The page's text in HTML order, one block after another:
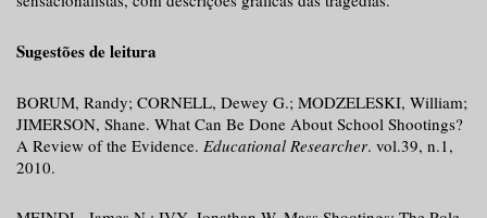
Sugestões de leitura
BORUM, Randy; CORNELL, Dewey G.; MODZELESKI, William;
JIMERSON, Shane. What Can Be Done About School Shootings?
A Review of the Evidence. Educational Researcher. vol.39, n.1,
2010.